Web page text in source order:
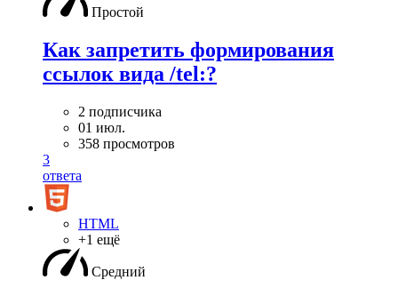
Простой
Как запретить формирования
ссылок вида /tel:?
2 подписчика
01 июл.
358 просмотров
3
ответа
HTML
+1 ещё
Средний